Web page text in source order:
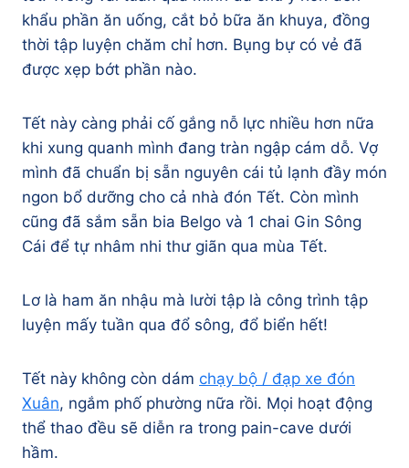
khẩu phần ăn uống, cắt bỏ bữa ăn khuya, đồng
thời tập luyện chăm chỉ hơn. Bụng bự có vẻ đã
được xẹp bớt phần nào.
Tết này càng phải cố gắng nỗ lực nhiều hơn nữa
khi xung quanh mình đang tràn ngập cám dỗ. Vợ
mình đã chuẩn bị sẵn nguyên cái tủ lạnh đầy món
ngon bổ dưỡng cho cả nhà đón Tết. Còn mình
cũng đã sắm sẵn bia Belgo và 1 chai Gin Sông
Cái để tự nhâm nhi thư giãn qua mùa Tết.
Lơ là ham ăn nhậu mà lười tập là công trình tập
luyện mấy tuần qua đổ sông, đổ biển hết!
Tết này không còn dám chạy bộ / đạp xe đón
Xuân, ngắm phố phường nữa rồi. Mọi hoạt động
thể thao đều sẽ diễn ra trong pain-cave dưới
hầm.